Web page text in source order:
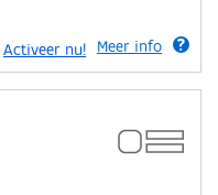
Meer info
Activeer nu!